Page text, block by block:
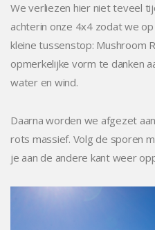
We verliezen hier niet teveel
achterin onze 4x4 zodat we
kleine tussenstop: Mushroom
opmerkelijke vorm te danken
water en wind.
Daarna worden we afgezet
rots massief. Volg de sporen
je aan de andere kant weer